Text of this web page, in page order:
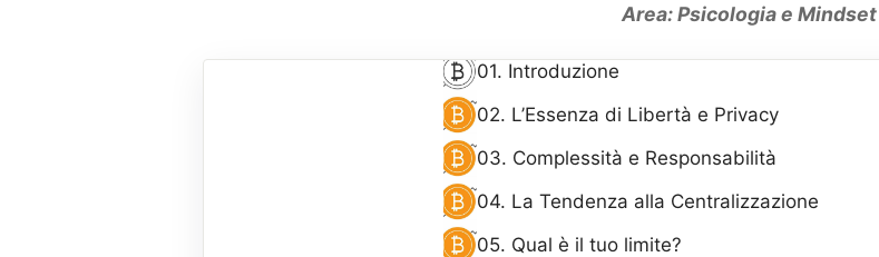
Area: Psicologia e Mindset
01. Introduzione
02. L’Essenza di Libertà e Privacy
03. Complessità e Responsabilità
04. La Tendenza alla Centralizzazione
05. Qual è il tuo limite?